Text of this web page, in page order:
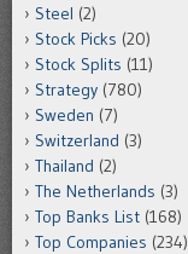
Steel (2)
Stock Picks (20)
Stock Splits (11)
Strategy (780)
Sweden (7)
Switzerland (3)
Thailand (2)
The Netherlands (3)
Top Banks List (168)
Top Companies (234)